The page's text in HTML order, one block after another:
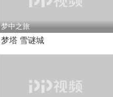
梦中之旅
梦塔 雪谜城